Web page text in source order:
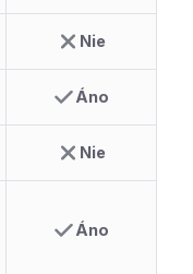
Nie
Áno
Nie
Áno